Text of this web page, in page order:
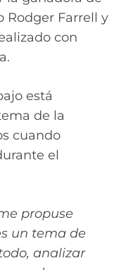
Rodger Farrell y
con
está
de la
cuando
el
propuse
un tema de
analizar